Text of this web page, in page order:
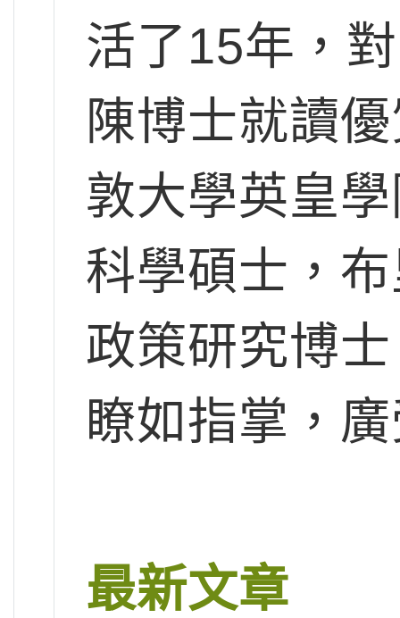
活了15年，
陳博士就讀
敦大學英皇
科學碩士，
政策研究博
瞭如指掌，
最新文章